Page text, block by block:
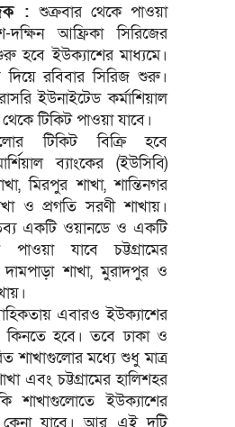
: শুক্রবার থেকে পাওয়া
দক্ষিন আফ্রিকা সিরিজের
হবে ইউক্যাশের মাধ্যমে।
দিয়ে রবিবার সিরিজ শুরু।
ইউনাইটেড কর্মাশিয়াল
টিকিট পাওয়া যাবে।
টিকিট বিক্রি হবে
ব্যাংকের (ইউসিবি)
মিরপুর শাখা, শান্তিনগর
ও প্রগতি সরণী শাখায়।
একটি ওয়ানডে ও একটি
পাওয়া যাবে চট্টগ্রামের
দামপাড়া শাখা, মুরাদপুর ও
এবারও ইউক্যাশের
কিনতে হবে। তবে ঢাকা ও
শাখাগুলোর মধ্যে শুধু মাত্র
এবং চট্টগ্রামের হালিশহর
শাখাগুলোতে ইউক্যাশের
কেনা যাবে। আর এই দুটি